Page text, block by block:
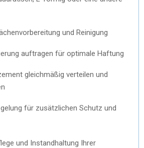
und Reinigung
auftragen für optimale Haftung
gleichmäßig verteilen und
für zusätzlichen Schutz und
und Instandhaltung Ihrer